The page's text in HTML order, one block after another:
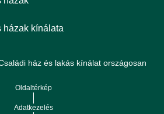
házak kínálata
ház és lakás kínálat országosan
Oldaltérkép
Adatkezelés